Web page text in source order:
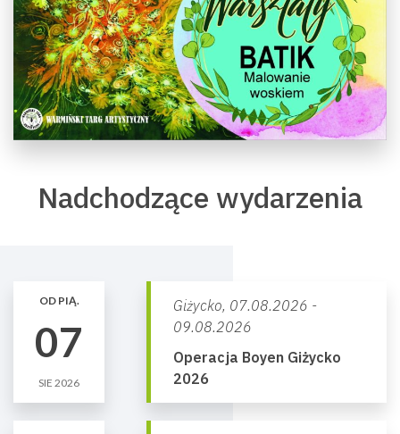
Nadchodzące wydarzenia
OD PIĄ.
07
SIE 2026
Giżycko, 07.08.2026 -
09.08.2026
Operacja Boyen Giżycko
2026